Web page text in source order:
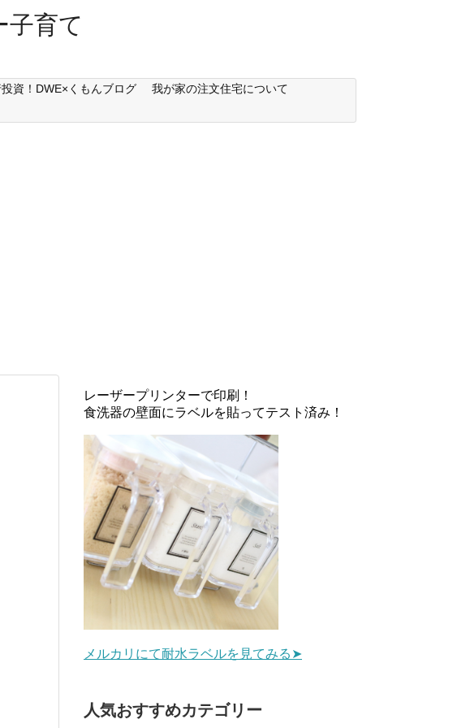
子育て
資！DWE×くもんブログ 我が家の注文住宅について
レーザープリンターで印刷！
食洗器の壁面にラベルを貼ってテスト済み！
メルカリにて耐水ラベルを見てみる➤
人気おすすめカテゴリー